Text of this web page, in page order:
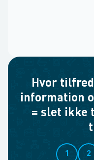
Hvor
information
= slet ikke
1 2